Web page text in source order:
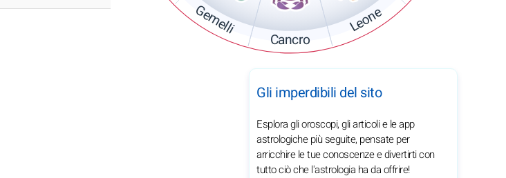
Gemelli
Cancro
Leone
Gli imperdibili del sito
Esplora gli oroscopi, gli articoli e le app
astrologiche più seguite, pensate per
arricchire le tue conoscenze e divertirti con
tutto ciò che l'astrologia ha da offrire!